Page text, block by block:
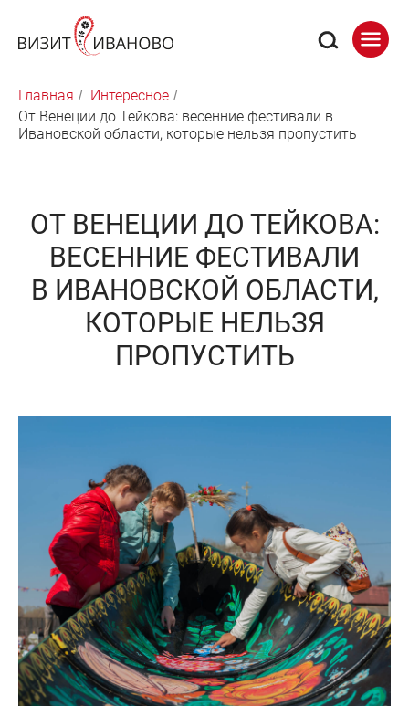
Главная / Интересное /
От Венеции до Тейкова: весенние фестивали в
Ивановской области, которые нельзя пропустить
ОТ ВЕНЕЦИИ ДО ТЕЙКОВА:
ВЕСЕННИЕ ФЕСТИВАЛИ
В ИВАНОВСКОЙ ОБЛАСТИ,
КОТОРЫЕ НЕЛЬЗЯ
ПРОПУСТИТЬ